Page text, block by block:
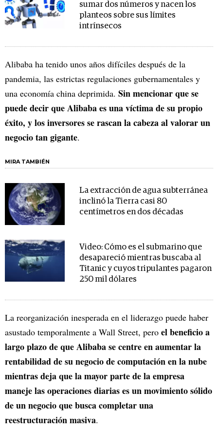
sumar dos números y nacen los
planteos sobre sus límites
intrínsecos
Alibaba ha tenido unos años difíciles después de la
pandemia, las estrictas regulaciones gubernamentales y
una economía china deprimida. Sin mencionar que se
puede decir que Alibaba es una víctima de su propio
éxito, y los inversores se rascan la cabeza al valorar un
negocio tan gigante.
MIRA TAMBIÉN
La extracción de agua subterránea
inclinó la Tierra casi 80
centímetros en dos décadas
Video: Cómo es el submarino que
desapareció mientras buscaba al
Titanic y cuyos tripulantes pagaron
250 mil dólares
La reorganización inesperada en el liderazgo puede haber
asustado temporalmente a Wall Street, pero el beneficio a
largo plazo de que Alibaba se centre en aumentar la
rentabilidad de su negocio de computación en la nube
mientras deja que la mayor parte de la empresa
maneje las operaciones diarias es un movimiento sólido
de un negocio que busca completar una
reestructuración masiva.